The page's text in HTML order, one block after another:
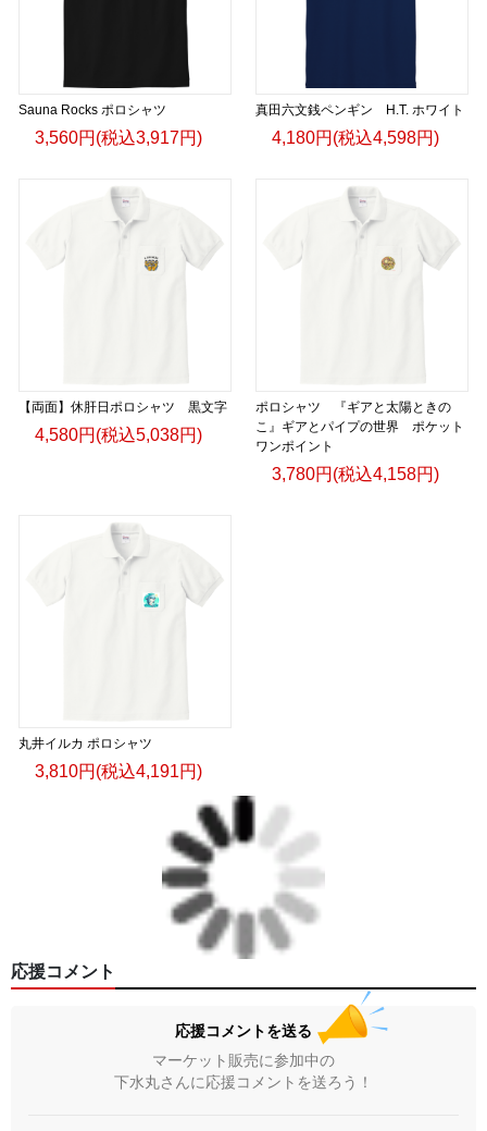
Sauna Rocks ポロシャツ
3,560円(税込3,917円)
真田六文銭ペンギン H.T. ホワイト
4,180円(税込4,598円)
【両面】休肝日ポロシャツ 黒文字
4,580円(税込5,038円)
ポロシャツ 『ギアと太陽ときの
こ』ギアとパイプの世界 ポケット
ワンポイント
3,780円(税込4,158円)
丸井イルカ ポロシャツ
3,810円(税込4,191円)
応援コメント
応援コメントを送る
マーケット販売に参加中の
下水丸さんに応援コメントを送ろう！